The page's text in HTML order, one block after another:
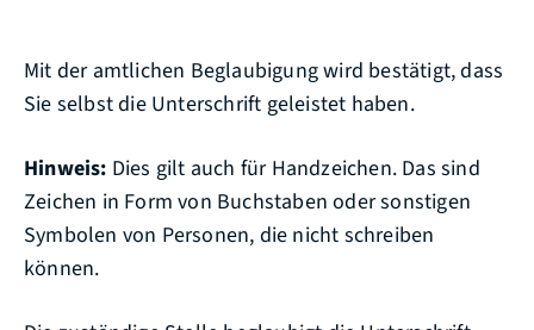
Mit der amtlichen Beglaubigung wird bestätigt, dass
Sie selbst die Unterschrift geleistet haben.
Hinweis: Dies gilt auch für Handzeichen. Das sind
Zeichen in Form von Buchstaben oder sonstigen
Symbolen von Personen, die nicht schreiben
können.